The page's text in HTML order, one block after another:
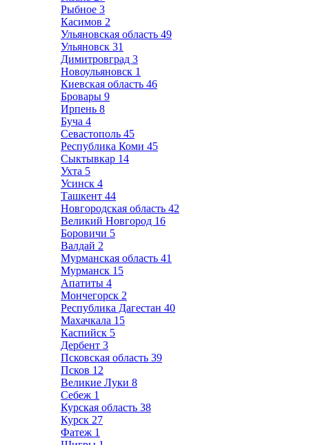
Рыбное 3
Касимов 2
Ульяновская область 49
Ульяновск 31
Димитровград 3
Новоульяновск 1
Киевская область 46
Бровары 9
Ирпень 8
Буча 4
Севастополь 45
Республика Коми 45
Сыктывкар 14
Ухта 5
Усинск 4
Ташкент 44
Новгородская область 42
Великий Новгород 16
Боровичи 5
Валдай 2
Мурманская область 41
Мурманск 15
Апатиты 4
Мончегорск 2
Республика Дагестан 40
Махачкала 15
Каспийск 5
Дербент 3
Псковская область 39
Псков 12
Великие Луки 8
Себеж 1
Курская область 38
Курск 27
Фатеж 1